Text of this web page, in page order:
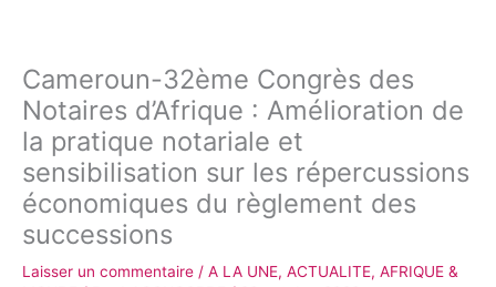
Cameroun-32ème Congrès des
Notaires d’Afrique : Amélioration de
la pratique notariale et
sensibilisation sur les répercussions
économiques du règlement des
successions
Laisser un commentaire / A LA UNE, ACTUALITE, AFRIQUE &